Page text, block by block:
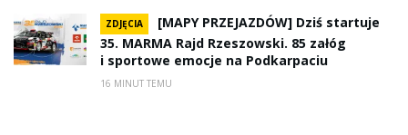
ZDJĘCIA
[MAPY PRZEJAZDÓW] Dziś startuje
35. MARMA Rajd Rzeszowski. 85 załóg
i sportowe emocje na Podkarpaciu
16 MINUT TEMU